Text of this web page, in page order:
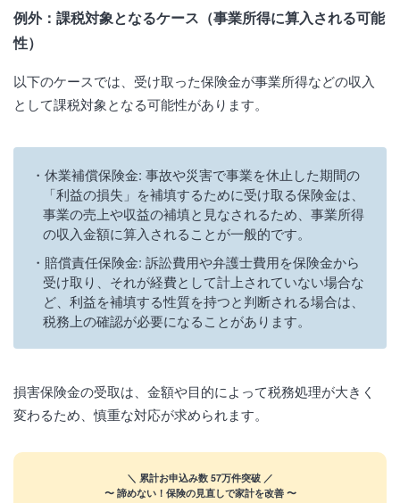
例外：課税対象となるケース（事業所得に算入される可能
性）
以下のケースでは、受け取った保険金が事業所得などの収入
として課税対象となる可能性があります。
休業補償保険金: 事故や災害で事業を休止した期間の
「利益の損失」を補填するために受け取る保険金は、
事業の売上や収益の補填と見なされるため、事業所得
の収入金額に算入されることが一般的です。
賠償責任保険金: 訴訟費用や弁護士費用を保険金から
受け取り、それが経費として計上されていない場合な
ど、利益を補填する性質を持つと判断される場合は、
税務上の確認が必要になることがあります。
損害保険金の受取は、金額や目的によって税務処理が大きく
変わるため、慎重な対応が求められます。
＼ 累計お申込み数 57万件突破 ／
〜 諦めない！保険の見直しで家計を改善 〜